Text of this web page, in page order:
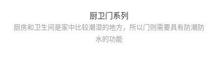
厨卫门系列
厨房和卫生间是家中比较潮湿的地方，所以门则需要具有防潮防
水的功能